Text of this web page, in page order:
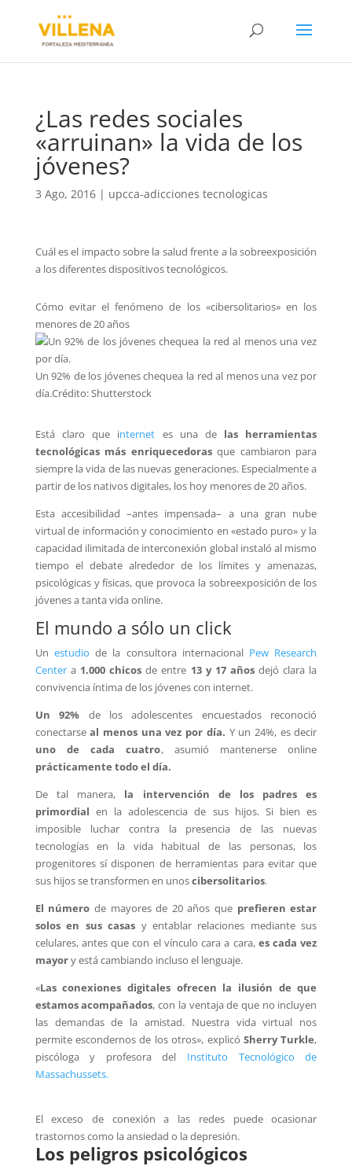
¿Las redes sociales
«arruinan» la vida de los
jóvenes?
3 Ago, 2016| upcca-adicciones tecnologicas
Cuál es el impacto sobre la salud frente a la sobreexposición
a los diferentes dispositivos tecnológicos.
Cómo evitar el fenómeno de los «cibersolitarios» en los
menores de 20 años
Un 92% de los jóvenes chequea la red al menos una vez por
día.Crédito: Shutterstock
Está claro que internet es una de las herramientas
tecnológicas más enriquecedorasque cambiaron para
siempre la vida de las nuevas generaciones. Especialmente a
partir de los nativos digitales, los hoy menores de 20 años.
Esta accesibilidad –antes impensada– a una gran nube
virtual de información y conocimiento en «estado puro» y la
capacidad ilimitada de interconexión global instaló al mismo
tiempo el debate alrededor de los límites y amenazas,
psicológicas y físicas, que provoca la sobreexposición de los
jóvenes a tanta vida online.
El mundo a sólo un click
Un estudiode la consultora internacional Pew Research
Centera 1.000 chicos de entre 13 y 17 añosdejó clara la
convivencia íntima de los jóvenes con internet.
Un 92% de los adolescentes encuestados reconoció
conectarseal menos una vez por día. Y un 24%, es decir
uno de cada cuatro, asumió mantenerse online
prácticamente todo el día.
De tal manera, la intervención de los padres es
primordial en la adolescencia de sus hijos. Si bien es
imposible luchar contra la presencia de las nuevas
tecnologías en la vida habitual de las personas, los
progenitores sí disponen de herramientas para evitar que
sus hijos se transformen en unoscibersolitarios.
El número de mayores de 20 años que prefieren estar
solos en sus casas y entablar relaciones mediante sus
celulares, antes que con el vínculo cara a cara, es cada vez
mayory está cambiando incluso el lenguaje.
«Las conexiones digitales ofrecen la ilusión de que
estamos acompañados, con la ventaja de que no incluyen
las demandas de la amistad. Nuestra vida virtual nos
permite escondernos de los otros», explicó Sherry Turkle,
piscóloga y profesora del Instituto Tecnológico de
Massachussets.
El exceso de conexión a las redes puede ocasionar
trastornos como la ansiedad o la depresión.
Los peligros psicológicos